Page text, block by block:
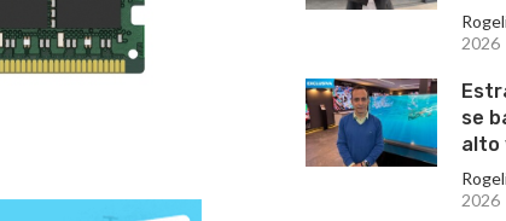
2026
se
alto
2026